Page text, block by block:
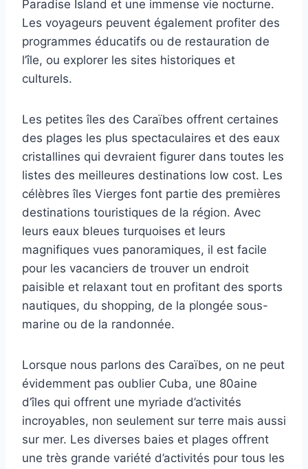
Paradise Island et une immense vie nocturne.
Les voyageurs peuvent également profiter des
programmes éducatifs ou de restauration de
l’île, ou explorer les sites historiques et
culturels.
Les petites îles des Caraïbes offrent certaines
des plages les plus spectaculaires et des eaux
cristallines qui devraient figurer dans toutes les
listes des meilleures destinations low cost. Les
célèbres îles Vierges font partie des premières
destinations touristiques de la région. Avec
leurs eaux bleues turquoises et leurs
magnifiques vues panoramiques, il est facile
pour les vacanciers de trouver un endroit
paisible et relaxant tout en profitant des sports
nautiques, du shopping, de la plongée sous-
marine ou de la randonnée.
Lorsque nous parlons des Caraïbes, on ne peut
évidemment pas oublier Cuba, une 80aine
d’îles qui offrent une myriade d’activités
incroyables, non seulement sur terre mais aussi
sur mer. Les diverses baies et plages offrent
une très grande variété d’activités pour tous les